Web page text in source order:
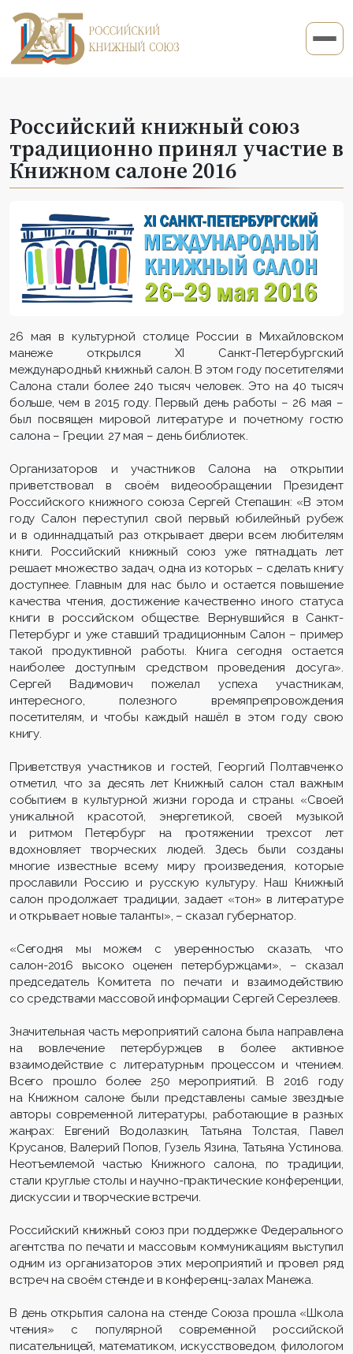
Российский книжный союз
традиционно принял участие в
Книжном салоне 2016
26 мая в культурной столице России в Михайловском
манеже открылся XI Санкт-Петербургский
международный книжный салон. В этом году посетителями
Салона стали более 240 тысяч человек. Это на 40 тысяч
больше, чем в 2015 году. Первый день работы – 26 мая –
был посвящен мировой литературе и почетному гостю
салона – Греции. 27 мая – день библиотек.
Организаторов и участников Салона на открытии
приветствовал в своём видеообращении Президент
Российского книжного союза Сергей Степашин: «В этом
году Салон переступил свой первый юбилейный рубеж
и в одиннадцатый раз открывает двери всем любителям
книги. Российский книжный союз уже пятнадцать лет
решает множество задач, одна из которых – сделать книгу
доступнее. Главным для нас было и остается повышение
качества чтения, достижение качественно иного статуса
книги в российском обществе. Вернувшийся в Санкт-
Петербург и уже ставший традиционным Салон – пример
такой продуктивной работы. Книга сегодня остается
наиболее доступным средством проведения досуга».
Сергей Вадимович пожелал успеха участникам,
интересного, полезного времяпрепровождения
посетителям, и чтобы каждый нашёл в этом году свою
книгу.
Приветствуя участников и гостей, Георгий Полтавченко
отметил, что за десять лет Книжный салон стал важным
событием в культурной жизни города и страны. «Своей
уникальной красотой, энергетикой, своей музыкой
и ритмом Петербург на протяжении трехсот лет
вдохновляет творческих людей. Здесь были созданы
многие известные всему миру произведения, которые
прославили Россию и русскую культуру. Наш Книжный
салон продолжает традиции, задает «тон» в литературе
и открывает новые таланты», – сказал губернатор.
«Сегодня мы можем с уверенностью сказать, что
салон-2016 высоко оценен петербуржцами», – сказал
председатель Комитета по печати и взаимодействию
со средствами массовой информации Сергей Серезлеев.
Значительная часть мероприятий салона была направлена
на вовлечение петербуржцев в более активное
взаимодействие с литературным процессом и чтением.
Всего прошло более 250 мероприятий. В 2016 году
на Книжном салоне были представлены самые звездные
авторы современной литературы, работающие в разных
жанрах: Евгений Водолазкин, Татьяна Толстая, Павел
Крусанов, Валерий Попов, Гузель Язина, Татьяна Устинова.
Неотъемлемой частью Книжного салона, по традиции,
стали круглые столы и научно-практические конференции,
дискуссии и творческие встречи.
Российский книжный союз при поддержке Федерального
агентства по печати и массовым коммуникациям выступил
одним из организаторов этих мероприятий и провел ряд
встреч на своём стенде и в конференц-залах Манежа.
В день открытия салона на стенде Союза прошла «Школа
чтения» с популярной современной российской
писательницей, математиком, искусствоведом, филологом